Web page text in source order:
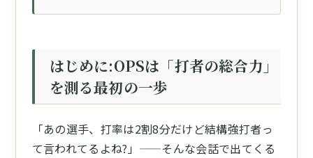
はじめに:OPSは「打者の総合力」
を測る最初の一歩
「あの選手、打率は2割8分だけど結構強打者っ
て言われてるよね?」——そんな会話で出てくる